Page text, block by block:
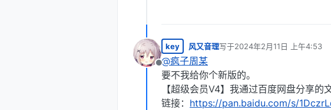
离线
key 风又音理写于2024年2月11日 上午4:53
最后由 编辑
@疯子周某
要不我给你个新版的。
【超级会员V4】我通过百度网盘分享的
链接： https://pan.baidu.com/s/